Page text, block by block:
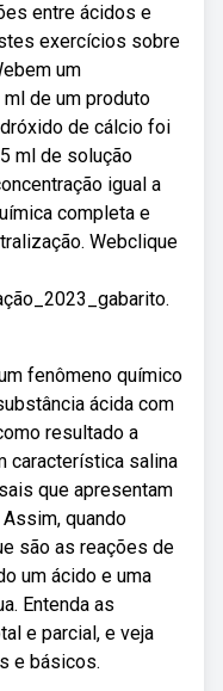
entre ácidos e
exercícios sobre
em um
de um produto
de cálcio foi
ml de solução
igual a
completa e
Webclique
fenômeno químico
ácida com
resultado a
característica salina
que apresentam
quando
são as reações de
um ácido e uma
Entenda as
e parcial, e veja
e básicos.